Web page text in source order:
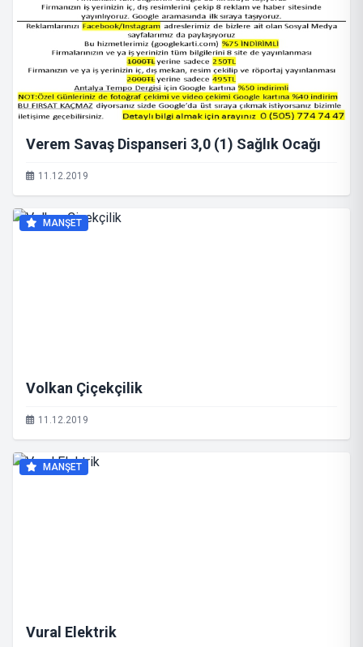
Verem Savaş Dispanseri 3,0 (1) Sağlık Ocağı
11.12.2019
MANŞET
Volkan Çiçekçilik
11.12.2019
MANŞET
Vural Elektrik